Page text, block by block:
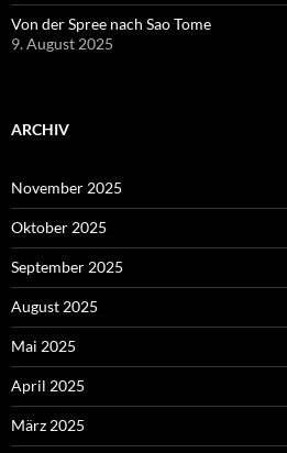
Von der Spree nach Sao Tome
9. August 2025
ARCHIV
November 2025
Oktober 2025
September 2025
August 2025
Mai 2025
April 2025
März 2025